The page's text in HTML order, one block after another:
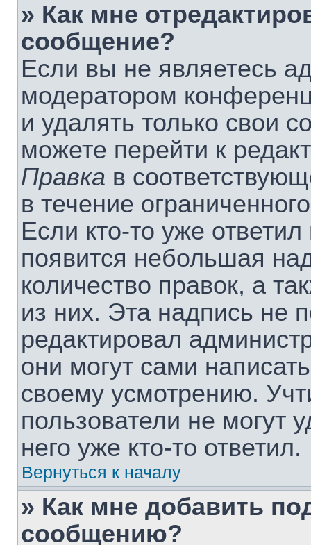
» Как мне
сообщение?
Если вы не являетесь
модератором
и удалять только свои
можете перейти к
Правка в
в течение
Если кто-то уже
появится небольшая
количество правок, а
из них. Эта надпись не
редактировал
они могут сами
своему усмотрению.
пользователи не могут
него уже кто-то ответил.
Вернуться к началу
» Как мне добавить
сообщению?